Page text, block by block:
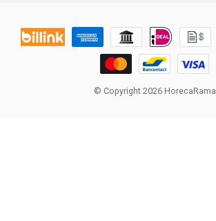
© Copyright 2026 HorecaRama